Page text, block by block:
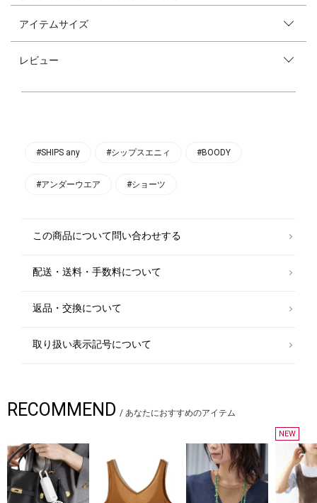
浅めのシームレスショーツ。
POINT
BOODYで使われている竹はオーガニックのもので、国際有機認定機関で
2011年、オーストラリア・シドニーで設立されました。地球に優しい天
然素材を使用し、ファッションと健康への情熱をコンセプトに、快適さ・
上、着用又はお取り扱い下さい。
アイテムサイズ
レビュー
#SHIPS any #シップスエニィ #BOODY
#アンダーウエア #ショーツ
この商品について問い合わせする
配送・送料・手数料について
返品・交換について
取り扱い表示記号について
RECOMMEND / あなたにおすすめのアイテム
NEW